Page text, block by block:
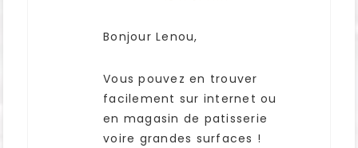
Bonjour Lenou,
Vous pouvez en trouver
facilement sur internet ou
en magasin de patisserie
voire grandes surfaces !